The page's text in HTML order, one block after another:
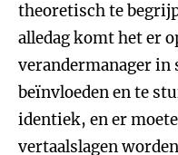
theoretisch te
alledag komt het er
verandermanager in
beïnvloeden en te
identiek, en er
vertaalslagen